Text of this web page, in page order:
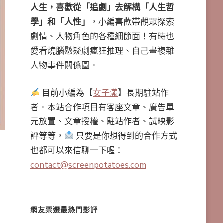
人生，喜歡從「追劇」去解構「人生哲
學」和「人性」
，小編喜歡帶觀眾探索
劇情、人物角色的各種細節面！有時也
愛看燒腦懸疑劇瘋狂推理、自己畫複雜
人物事件關係圖。
目前小編為【女子漾】長期駐站作
者。本站合作項目有客座文章、廣告單
元放置、文章授權、駐站作者、試映影
評等等，
只要是你想得到的合作方式
也都可以來信聊一下喔：
contact@screenpotatoes.com
網友票選最熱門影評